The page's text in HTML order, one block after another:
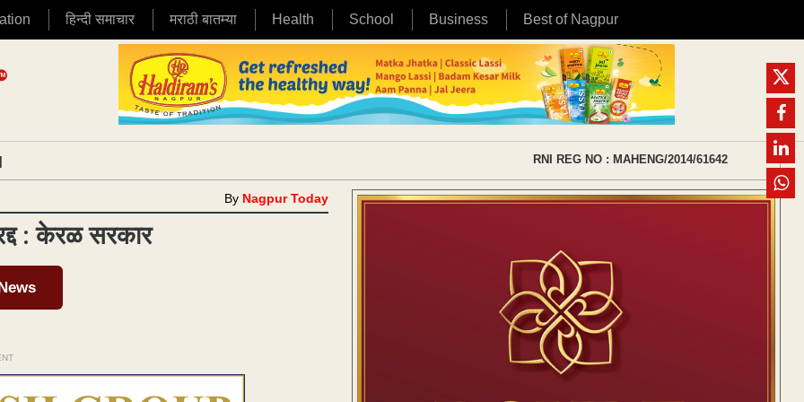
हिन्दी समाचार मराठी बातम्या Health School Business Best of Nagpur
RNI REG NO : MAHENG/2014/61642
By Nagpur Today
: केरळ सरकार